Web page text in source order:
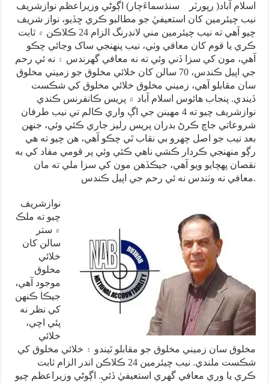
اسلام آباد( رپورٽر سنڌسماءَچار) اڳوڻي وزيراعظم نوازشريف
نيب چيئرمين کان استعيفيٰ جو مطالبو ڪري ڇڏيو، نواز شريف
چيو آهي ته نيب چيئرمين مني لانڊرنگ الزام 24 ڪلاڪن ۾ ثابت
ڪري يا قوم کان معافي وٺي، نيب پنهنجي ساک وڃائي چڪو
آهي، مون کي سزا ڏني وئي ته نه معافي گهرندس ۽ نه ئي رحم
جي اپيل ڪندس، 70 سالن کان خلائي مخلوق جو زميني مخلوق
سان مقابلو آهي، زميني مخلوق خلائي مخلوق کي شڪست
ڏيندي. پنجاب هائوس اسلام آباد ۾ پريس ڪانفرنس ڪندي
نوازشريف چيو ته 4 مهينن جي اڳ واري ڪالم تي نيب طرفان
شروعاتي جاچ ڪرڻ بدران پريس رليز جاري ڪئي وئي، جنهن
بعد نيب جو اصل چهرو بي نقاب ٿي چڪو آهي، هن چيو ته هي
رڳو منهنجي ڪردار ڪشي ناهي ڪئي وئي پر قومي مفاد کي به
نقصان پهچايو ويو آهي، جيڪڏهن مون کي سزا ملي ته مان
معافي نه وٺندس نه ئي رحم جي اپيل ڪندس.
نوازشريف
چيو ته ملڪ
۾ ستر
سالن کان
خلائي
مخلوق
موجود آهي،
جيڪا ڪنهن
کي نظر نه
پئي اچي،
خلائي
مخلوق سان زميني مخلوق جو مقابلو ٿيندو ۽ خلائي مخلوق کي
شڪست ملندي. نيب چيئرمين 24 ڪلاڪن اندر الزام ثابت
ڪري يا وري معافي گهري استعيفيٰ ڏئي. اڳوڻي وزيراعظم چيو